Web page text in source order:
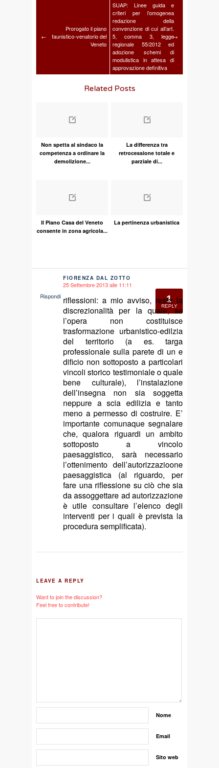
←
Prorogato il piano
faunistico-venatorio del
Veneto
SUAP: Linee guida e
criteri per l’omogenea
redazione della
convenzione di cui all’art.
5, comma 3, legge
regionale 55/2012 ed
adozione schemi di
modulistica in attesa di
approvazione definitiva
→
Related Posts
Non spetta al sindaco la
competenza a ordinare la
demolizione...
La differenza tra
retrocessione totale e
parziale di...
Il Piano Casa del Veneto
consente in zona agricola...
La pertinenza urbanistica
1
REPLY
FIORENZA DAL ZOTTO
25 Settembre 2013 alle 11:11
riflessioni: a mio avviso, resta la
discrezionalità per la quale, se
l’opera non costituisce
trasformazione urbanistico-edilzia
del territorio (a es. targa
professionale sulla parete di un e
dificio non sottoposto a particolari
vincoli storico testimoniale o quale
bene culturale), l’instalazione
dell’insegna non sia soggetta
neppure a scia edilizia e tanto
meno a permesso di costruire. E’
importante comunaque segnalare
che, qualora riguardi un ambito
sottoposto a vincolo
paesaggistico, sarà necessario
l’ottenimento dell’autorizzazioone
paesaggistica (al riguardo, per
fare una riflessione su ciò che sia
da assoggettare ad autorizzazione
è utile consultare l’elenco degli
interventi per i quali è prevista la
procedura semplificata).
Rispondi
LEAVE A REPLY
Want to join the discussion?
Feel free to contribute!
Nome
Email
Sito web